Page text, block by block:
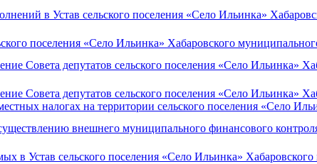
в Устав сельского поселения «Село Ильинка»
поселения «Село Ильинка» Хабаровского
Совета депутатов сельского поселения «Село Ильинка»
Совета депутатов сельского поселения «Село Ильинка»
налогах на территории сельского поселения «Село
внешнего муниципального финансового
в Устав сельского поселения «Село Ильинка»